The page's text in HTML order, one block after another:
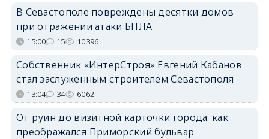
В Севастополе повреждены десятки домов
при отражении атаки БПЛА
15:00 15 10396
Собственник «ИнтерСтроя» Евгений Кабанов
стал заслуженным строителем Севастополя
13:04 34 6062
От руин до визитной карточки города: как
преображался Приморский бульвар